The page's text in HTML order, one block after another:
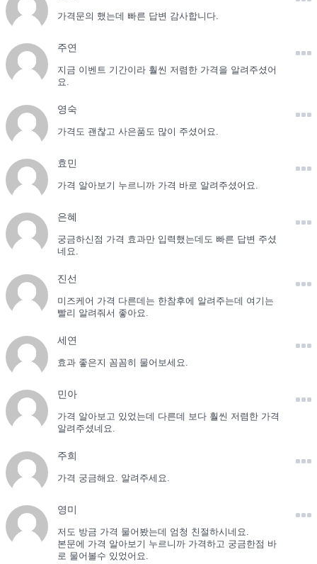
가격문의 했는데 빠른 답변 감사합니다.
주연
지금 이벤트 기간이라 훨씬 저렴한 가격을 알려주셨어
요.
영숙
가격도 괜찮고 사은품도 많이 주셨어요.
효민
가격 알아보기 누르니까 가격 바로 알려주셨어요.
은혜
궁금하신점 가격 효과만 입력했는데도 빠른 답변 주셨
네요.
진선
미즈케어 가격 다른데는 한참후에 알려주는데 여기는
빨리 알려줘서 좋아요.
세연
효과 좋은지 꼼꼼히 물어보세요.
민아
가격 알아보고 있었는데 다른데 보다 훨씬 저렴한 가격
알려주셨네요.
주희
가격 궁금해요. 알려주세요.
영미
저도 방금 가격 물어봤는데 엄청 친절하시네요.
본문에 가격 알아보기 누르니까 가격하고 궁금한점 바
로 물어볼수 있었어요.